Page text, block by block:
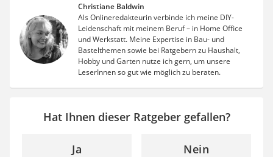
Christiane Baldwin
Als Onlineredakteurin verbinde ich meine DIY-
Leidenschaft mit meinem Beruf – in Home Office
und Werkstatt. Meine Expertise in Bau- und
Bastelthemen sowie bei Ratgebern zu Haushalt,
Hobby und Garten nutze ich gern, um unsere
LeserInnen so gut wie möglich zu beraten.
Hat Ihnen dieser Ratgeber gefallen?
Ja Nein